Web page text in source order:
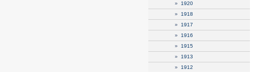
» 1920
» 1918
» 1917
» 1916
» 1915
» 1913
» 1912